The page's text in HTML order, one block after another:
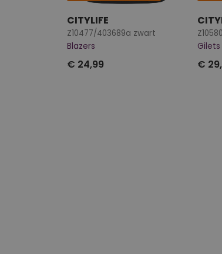
CITYLIFE
Z10477/403689a zwart
Blazers
€ 24,99
Gilets
€